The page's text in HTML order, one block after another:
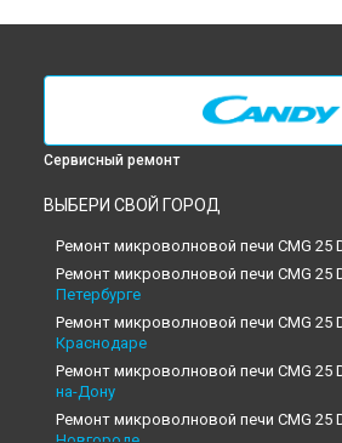
Сервисный ремонт
ВЫБЕРИ СВОЙ ГОРОД
Ремонт микроволновой печи CMG 25
Ремонт микроволновой печи CMG 25
Петербурге
Ремонт микроволновой печи CMG 25
Краснодаре
Ремонт микроволновой печи CMG 25
на-Дону
Ремонт микроволновой печи CMG 25